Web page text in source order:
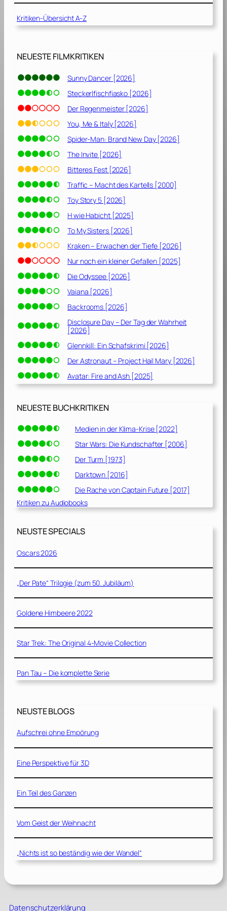
d
[
1
]
:
E
s
g
e
S
c
h
t
t
e
n
[
2
0
1
9
]
Kritiken-Übersicht A-Z
NEUESTE FILMKRITIKEN
Sunny Dancer [2026]
Steckerlfischfiasko [2026]
Der Regenmeister [2026]
You, Me & Italy [2026]
Spider-Man: Brand New Day [2026]
The Invite [2026]
Bitteres Fest [2026]
Traffic – Macht des Kartells [2000]
Toy Story 5 [2026]
H wie Habicht [2025]
To My Sisters [2026]
Kraken – Erwachen der Tiefe [2026]
Nur noch ein kleiner Gefallen [2025]
Die Odyssee [2026]
Vaiana [2026]
Backrooms [2026]
Disclosure Day – Der Tag der Wahrheit
[2026]
Glennkill: Ein Schafskrimi [2026]
Der Astronaut – Project Hail Mary [2026]
Avatar: Fire and Ash [2025]
NEUESTE BUCHKRITIKEN
Medien in der Klima-Krise [2022]
Star Wars: Die Kundschafter [2006]
Der Turm [1973]
Darktown [2016]
Die Rache von Captain Future [2017]
Kritiken zu Audiobooks
NEUSTE SPECIALS
Oscars 2026
„Der Pate“ Trilogie (zum 50. Jubiläum)
Goldene Himbeere 2022
Star Trek: The Original 4-Movie Collection
Pan Tau – Die komplette Serie
NEUSTE BLOGS
Aufschrei ohne Empörung
Eine Perspektive für 3D
Ein Teil des Ganzen
Vom Geist der Weihnacht
„Nichts ist so beständig wie der Wandel“
Datenschutzerklärung